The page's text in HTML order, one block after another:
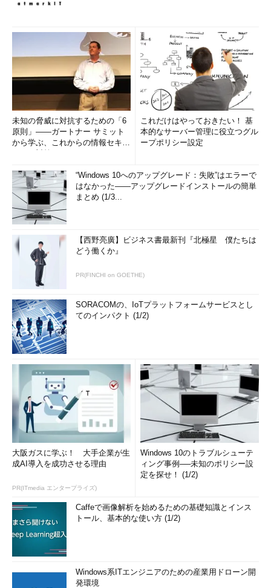
未知の脅威に対抗するための「6
原則」――ガートナー サミット
から学ぶ、これからの情報セキュ
これだけはやっておきたい！ 基
本的なサーバー管理に役立つグル
ープポリシー設定
“Windows 10へのアップグレード：失敗”はエラーで
はなかった――アップグレードインストールの簡単
まとめ (1/3...
【西野亮廣】ビジネス書最新刊『北極星 僕たちは
どう働くか』
PR(FINCHI on GOETHE)
SORACOMの、IoTプラットフォームサービスとし
てのインパクト (1/2)
大阪ガスに学ぶ！ 大手企業が生
成AI導入を成功させる理由
PR(ITmedia エンタープライズ)
Windows 10のトラブルシューテ
ィング事例──未知のポリシー設
定を探せ！ (1/2)
Caffeで画像解析を始めるための基礎知識とインス
トール、基本的な使い方 (1/2)
Windows系ITエンジニアのための産業用ドローン開
発環境